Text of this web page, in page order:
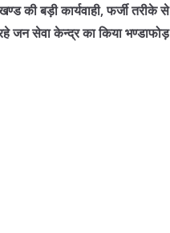
की बड़ी कार्यवाही, फर्जी तरीके से
जन सेवा केन्द्र का किया भण्डाफोड़